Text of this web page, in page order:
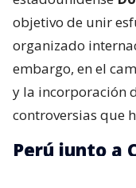
objetivo de unir
organizado
embargo, en el
y la incorporación
controversias que
Perú junto a